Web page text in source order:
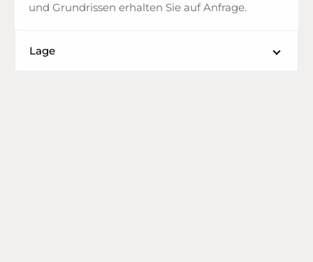
und Grundrissen erhalten Sie auf Anfrage.
Lage